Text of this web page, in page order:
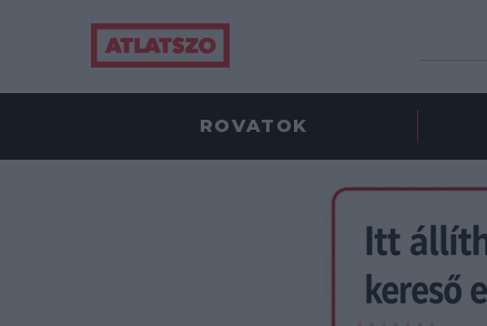
ROVATOK